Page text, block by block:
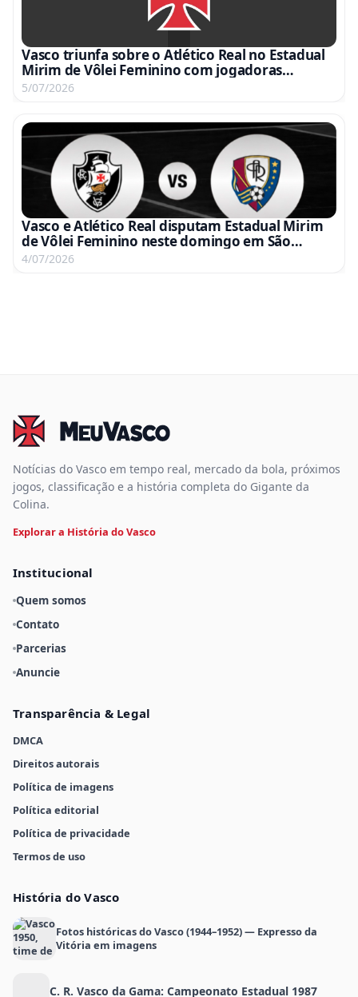
Vasco triunfa sobre o Atlético Real no Estadual
Mirim de Vôlei Feminino com jogadoras
entoando música de Rayan
5/07/2026
Vasco e Atlético Real disputam Estadual Mirim
de Vôlei Feminino neste domingo em São
Januário com entrada gratuita
4/07/2026
Notícias do Vasco em tempo real, mercado da bola, próximos
jogos, classificação e a história completa do Gigante da
Colina.
Explorar a História do Vasco
Institucional
Quem somos
Contato
Parcerias
Anuncie
Transparência & Legal
DMCA
Direitos autorais
Política de imagens
Política editorial
Política de privacidade
Termos de uso
História do Vasco
Fotos históricas do Vasco (1944–1952) — Expresso da
Vitória em imagens
C. R. Vasco da Gama: Campeonato Estadual 1987